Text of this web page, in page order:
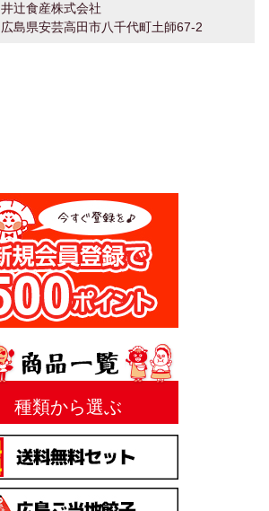
井辻食産株式会社
広島県安芸高田市八千代町土師67-2
種類から選ぶ